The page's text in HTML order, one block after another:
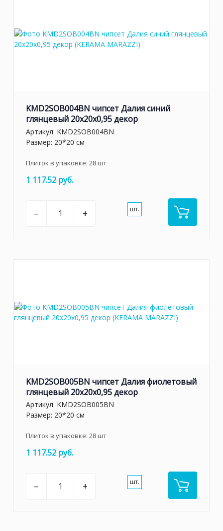
KMD2SOB004BN чипсет Далия синий
глянцевый 20x20x0,95 декор
Артикул: KMD2SOB004BN
Размер: 20*20 см
Плиток в упаковке: 28шт
1 117.52 руб.
– + шт.
KMD2SOB005BN чипсет Далия фиолетовый
глянцевый 20x20x0,95 декор
Артикул: KMD2SOB005BN
Размер: 20*20 см
Плиток в упаковке: 28шт
1 117.52 руб.
– + шт.